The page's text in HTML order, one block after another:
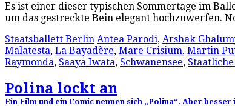
Es ist einer dieser typischen Sommertage im
um das gestreckte Bein elegant hochzuwerfen.
Staatsballett Berlin Antea Parodi, Arshak
Malatesta, La Bayadère, Mare Crisium, Martin
Raymonda, Saaya Iwata, Schwanensee,
Polina lockt an
Ein Film und ein Comic nennen sich „Polina“. Aber